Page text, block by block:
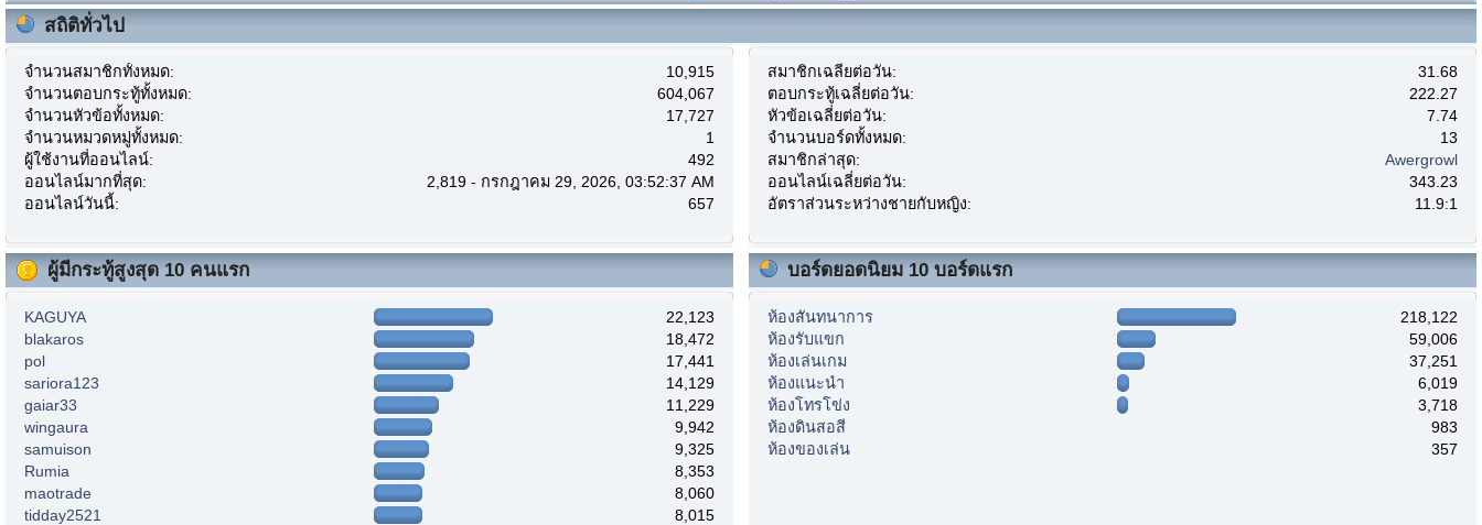
สถิติทั่วไป
จำนวนสมาชิกทั้งหมด:
10,915
จำนวนตอบกระทู้ทั้งหมด:
604,067
จำนวนหัวข้อทั้งหมด:
17,727
จำนวนหมวดหมู่ทั้งหมด:
1
ผู้ใช้งานที่ออนไลน์:
492
ออนไลน์มากที่สุด:
2,819 - กรกฎาคม 29, 2026, 03:52:37 AM
ออนไลน์วันนี้:
657
สมาชิกเฉลี่ยต่อวัน:
31.68
ตอบกระทู้เฉลี่ยต่อวัน:
222.27
หัวข้อเฉลี่ยต่อวัน:
7.74
จำนวนบอร์ดทั้งหมด:
13
สมาชิกล่าสุด:
Awergrowl
ออนไลน์เฉลี่ยต่อวัน:
343.23
อัตราส่วนระหว่างชายกับหญิง:
11.9:1
ผู้มีกระทู้สูงสุด 10 คนแรก
KAGUYA
22,123
blakaros
18,472
pol
17,441
sariora123
14,129
gaiar33
11,229
wingaura
9,942
samuison
9,325
Rumia
8,353
maotrade
8,060
tidday2521
8,015
บอร์ดยอดนิยม 10 บอร์ดแรก
ห้องสันทนาการ
218,122
ห้องรับแขก
59,006
ห้องเล่นเกม
37,251
ห้องแนะนำ
6,019
ห้องโทรโข่ง
3,718
ห้องดินสอสี
983
ห้องของเล่น
357